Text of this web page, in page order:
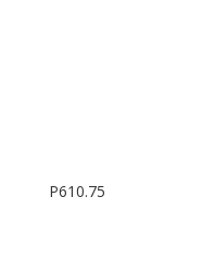
P610.75